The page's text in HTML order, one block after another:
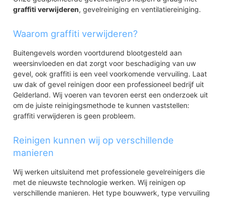
graffiti verwijderen, gevelreiniging en ventilatiereiniging.
Waarom graffiti verwijderen?
Buitengevels worden voortdurend blootgesteld aan
weersinvloeden en dat zorgt voor beschadiging van uw
gevel, ook graffiti is een veel voorkomende vervuiling. Laat
uw dak of gevel reinigen door een professioneel bedrijf uit
Gelderland. Wij voeren van tevoren eerst een onderzoek uit
om de juiste reinigingsmethode te kunnen vaststellen:
graffiti verwijderen is geen probleem.
Reinigen kunnen wij op verschillende
manieren
Wij werken uitsluitend met professionele gevelreinigers die
met de nieuwste technologie werken. Wij reinigen op
verschillende manieren. Het type bouwwerk, type vervuiling